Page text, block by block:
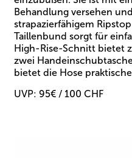
Behandlung versehen
strapazierfähigem
Taillenbund sorgt für
High-Rise-Schnitt bietet
zwei
bietet die Hose
UVP: 95€ / 100 CHF